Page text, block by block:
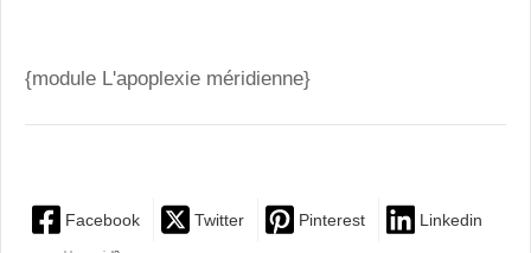
{module L'apoplexie méridienne}
Facebook Twitter Pinterest Linkedin